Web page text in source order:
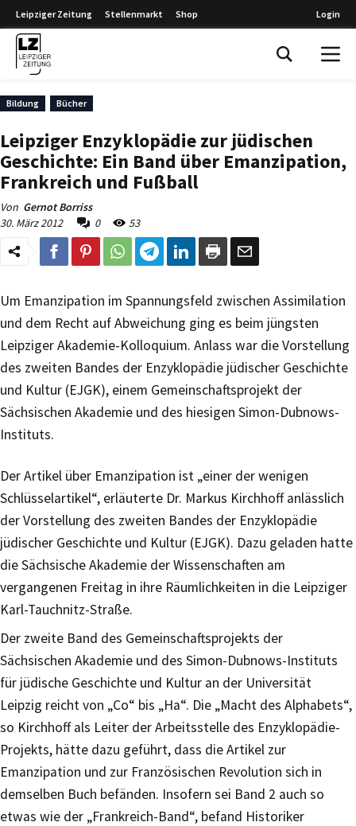
Leipziger Zeitung Stellenmarkt Shop Login
Bildung Bücher
Leipziger Enzyklopädie zur jüdischen
Geschichte: Ein Band über Emanzipation,
Frankreich und Fußball
Von Gernot Borriss
30. März 2012
0 53
Um Emanzipation im Spannungsfeld zwischen Assimilation
und dem Recht auf Abweichung ging es beim jüngsten
Leipziger Akademie-Kolloquium. Anlass war die Vorstellung
des zweiten Bandes der Enzyklopädie jüdischer Geschichte
und Kultur (EJGK), einem Gemeinschaftsprojekt der
Sächsischen Akademie und des hiesigen Simon-Dubnows-
Instituts.
Der Artikel über Emanzipation ist „einer der wenigen
Schlüsselartikel“, erläuterte Dr. Markus Kirchhoff anlässlich
der Vorstellung des zweiten Bandes der Enzyklopädie
jüdischer Geschichte und Kultur (EJGK). Dazu geladen hatte
die Sächsische Akademie der Wissenschaften am
vergangenen Freitag in ihre Räumlichkeiten in die Leipziger
Karl-Tauchnitz-Straße.
Der zweite Band des Gemeinschaftsprojekts der
Sächsischen Akademie und des Simon-Dubnows-Instituts
für jüdische Geschichte und Kultur an der Universität
Leipzig reicht von „Co“ bis „Ha“. Die „Macht des Alphabets“,
so Kirchhoff als Leiter der Arbeitsstelle des Enzyklopädie-
Projekts, hätte dazu geführt, dass die Artikel zur
Emanzipation und zur Französischen Revolution sich in
demselben Buch befänden. Insofern sei Band 2 auch so
etwas wie der „Frankreich-Band“, befand Historiker